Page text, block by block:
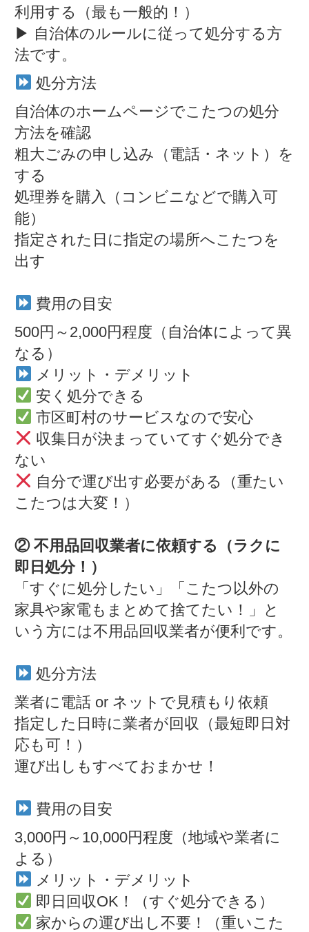
利用する（最も一般的！）
▶ 自治体のルールに従って処分する方
法です。
処分方法
自治体のホームページでこたつの処分
方法を確認
粗大ごみの申し込み（電話・ネット）を
する
処理券を購入（コンビニなどで購入可
能）
指定された日に指定の場所へこたつを
出す
費用の目安
500円～2,000円程度（自治体によって異
なる）
メリット・デメリット
安く処分できる
市区町村のサービスなので安心
収集日が決まっていてすぐ処分でき
ない
自分で運び出す必要がある（重たい
こたつは大変！）
② 不用品回収業者に依頼する（ラクに
即日処分！）
「すぐに処分したい」「こたつ以外の
家具や家電もまとめて捨てたい！」と
いう方には不用品回収業者が便利です。
処分方法
業者に電話 or ネットで見積もり依頼
指定した日時に業者が回収（最短即日対
応も可！）
運び出しもすべておまかせ！
費用の目安
3,000円～10,000円程度（地域や業者に
よる）
メリット・デメリット
即日回収OK！（すぐ処分できる）
家からの運び出し不要！（重いこた